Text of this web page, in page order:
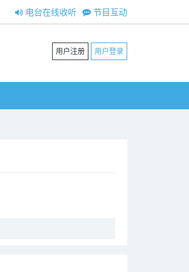
节目互动
电台在线收听
用户注册 用户登录